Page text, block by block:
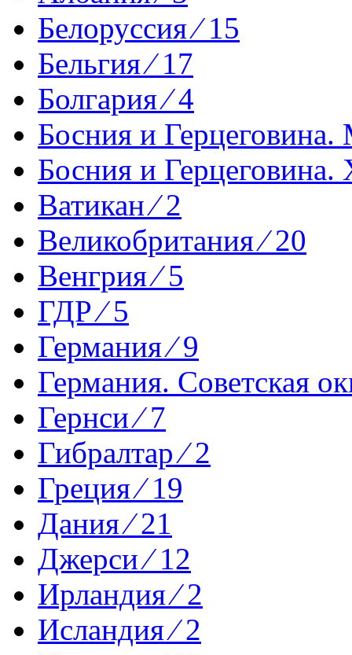
Белоруссия ⁄ 15
Бельгия ⁄ 17
Болгария ⁄ 4
Босния и
Босния и Герцеговина.
Ватикан ⁄ 2
Великобритания ⁄ 20
Венгрия ⁄ 5
ГДР ⁄ 5
Германия ⁄ 9
Германия. Советская
Гернси ⁄ 7
Гибралтар ⁄ 2
Греция ⁄ 19
Дания ⁄ 21
Джерси ⁄ 12
Ирландия ⁄ 2
Исландия ⁄ 2